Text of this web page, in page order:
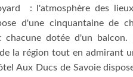
: l'atmosphère des
d'une cinquantaine de
chacune dotée d'un
la région tout en admirant
Aux Ducs de Savoie